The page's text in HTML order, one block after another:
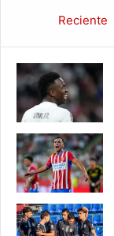
Reciente